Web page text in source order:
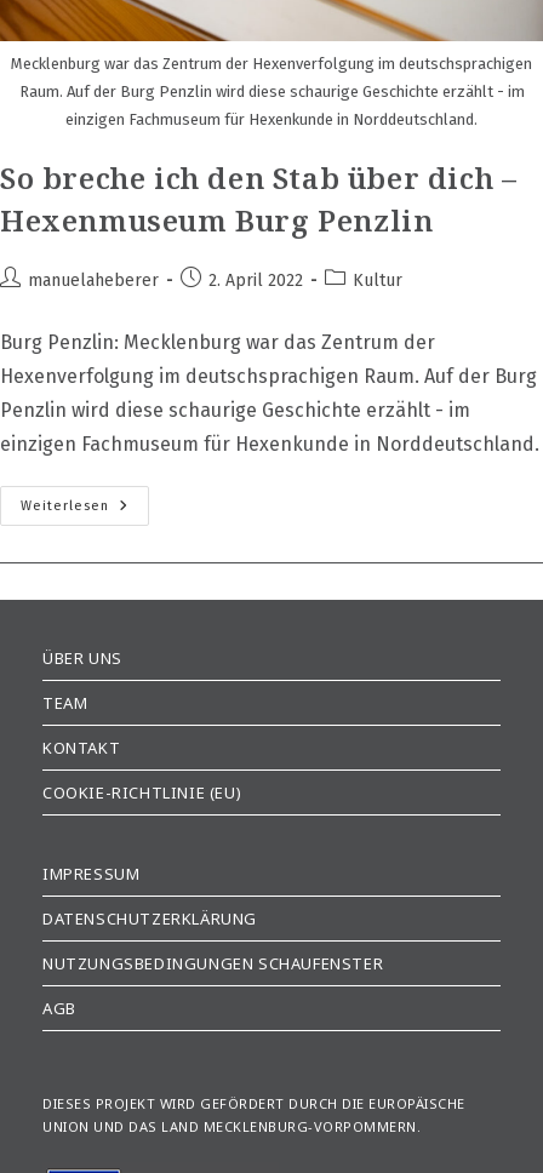
Mecklenburg war das Zentrum der Hexenverfolgung im deutschsprachigen
Raum. Auf der Burg Penzlin wird diese schaurige Geschichte erzählt - im
einzigen Fachmuseum für Hexenkunde in Norddeutschland.
So breche ich den Stab über dich –
Hexenmuseum Burg Penzlin
Beitrags-
manuelaheberer
Beitrag2. April 2022
Beitrags-
Kultur
Burg Penzlin: Mecklenburg war das Zentrum der
Hexenverfolgung im deutschsprachigen Raum. Auf der Burg
Penzlin wird diese schaurige Geschichte erzählt - im
einzigen Fachmuseum für Hexenkunde in Norddeutschland.
Weiterlesen
So
Breche
Burg
Penzlin
ÜBER UNS
TEAM
KONTAKT
COOKIE-RICHTLINIE (EU)
IMPRESSUM
DATENSCHUTZERKLÄRUNG
NUTZUNGSBEDINGUNGEN SCHAUFENSTER
AGB
DIESES PROJEKT WIRD GEFÖRDERT DURCH DIE EUROPÄISCHE
UNION UND DAS LAND MECKLENBURG-VORPOMMERN.